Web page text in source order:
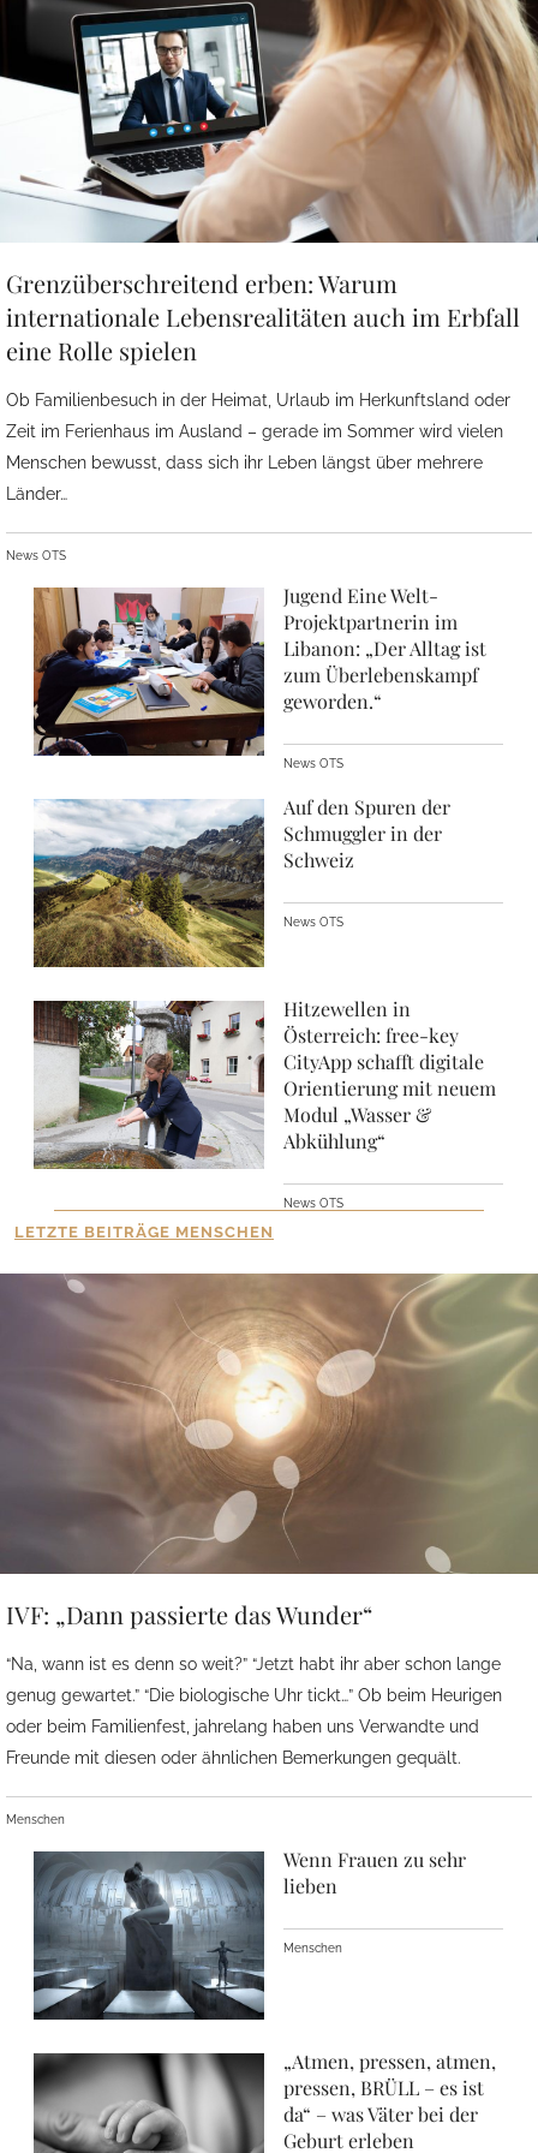
Grenzüberschreitend erben: Warum
internationale Lebensrealitäten auch im Erbfall
eine Rolle spielen
Ob Familienbesuch in der Heimat, Urlaub im Herkunftsland oder
Zeit im Ferienhaus im Ausland – gerade im Sommer wird vielen
Menschen bewusst, dass sich ihr Leben längst über mehrere
Länder…
News OTS
Jugend Eine Welt-
Projektpartnerin im
Libanon: „Der Alltag ist
zum Überlebenskampf
geworden.“
News OTS
Auf den Spuren der
Schmuggler in der
Schweiz
News OTS
Hitzewellen in
Österreich: free-key
CityApp schafft digitale
Orientierung mit neuem
Modul „Wasser &
Abkühlung“
News OTS
LETZTE BEITRÄGE MENSCHEN
IVF: „Dann passierte das Wunder“
“Na, wann ist es denn so weit?” “Jetzt habt ihr aber schon lange
genug gewartet.” “Die biologische Uhr tickt…” Ob beim Heurigen
oder beim Familienfest, jahrelang haben uns Verwandte und
Freunde mit diesen oder ähnlichen Bemerkungen gequält.
Menschen
Wenn Frauen zu sehr
lieben
Menschen
„Atmen, pressen, atmen,
pressen, BRÜLL – es ist
da“ – was Väter bei der
Geburt erleben